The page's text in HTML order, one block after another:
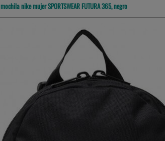
mochila nike mujer SPORTSWEAR FUTURA 365, negro